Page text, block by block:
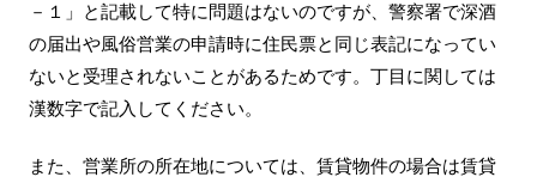
－１」と記載して特に問題はないのですが、警察署で深酒
の届出や風俗営業の申請時に住民票と同じ表記になってい
ないと受理されないことがあるためです。丁目に関しては
漢数字で記入してください。
また、営業所の所在地については、賃貸物件の場合は賃貸